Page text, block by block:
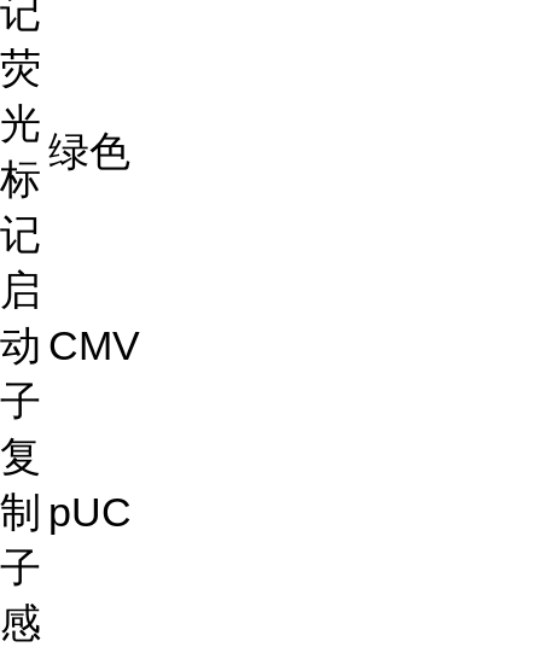
记
荧
光
标
记
绿色
启
动
子
CMV
复
制
子
pUC
感